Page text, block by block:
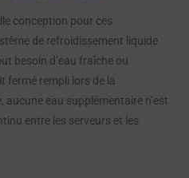
conception pour ces
de refroidissement liquide
besoin d’eau fraîche ou
fermé rempli lors de la
eau supplémentaire n’est
entre les serveurs et les